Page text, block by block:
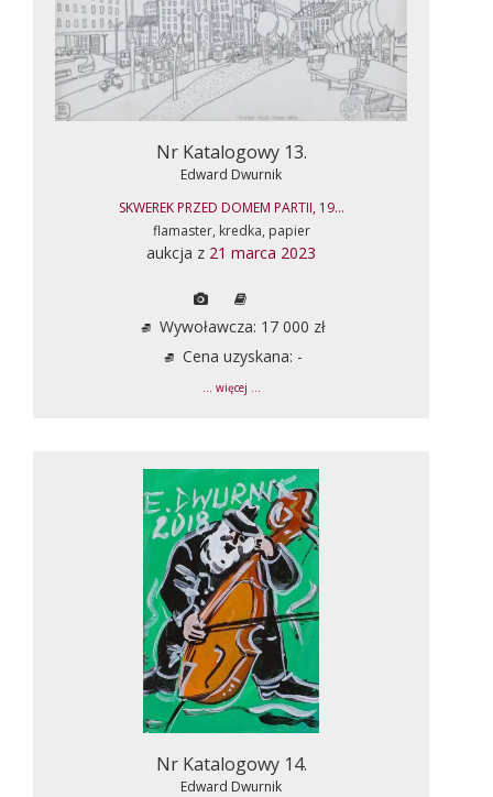
Nr Katalogowy 13.
Edward Dwurnik
SKWEREK PRZED DOMEM PARTII, 19...
flamaster, kredka, papier
aukcja z 21 marca 2023
Wywoławcza: 17 000 zł
Cena uzyskana: -
... więcej ...
Nr Katalogowy 14.
Edward Dwurnik